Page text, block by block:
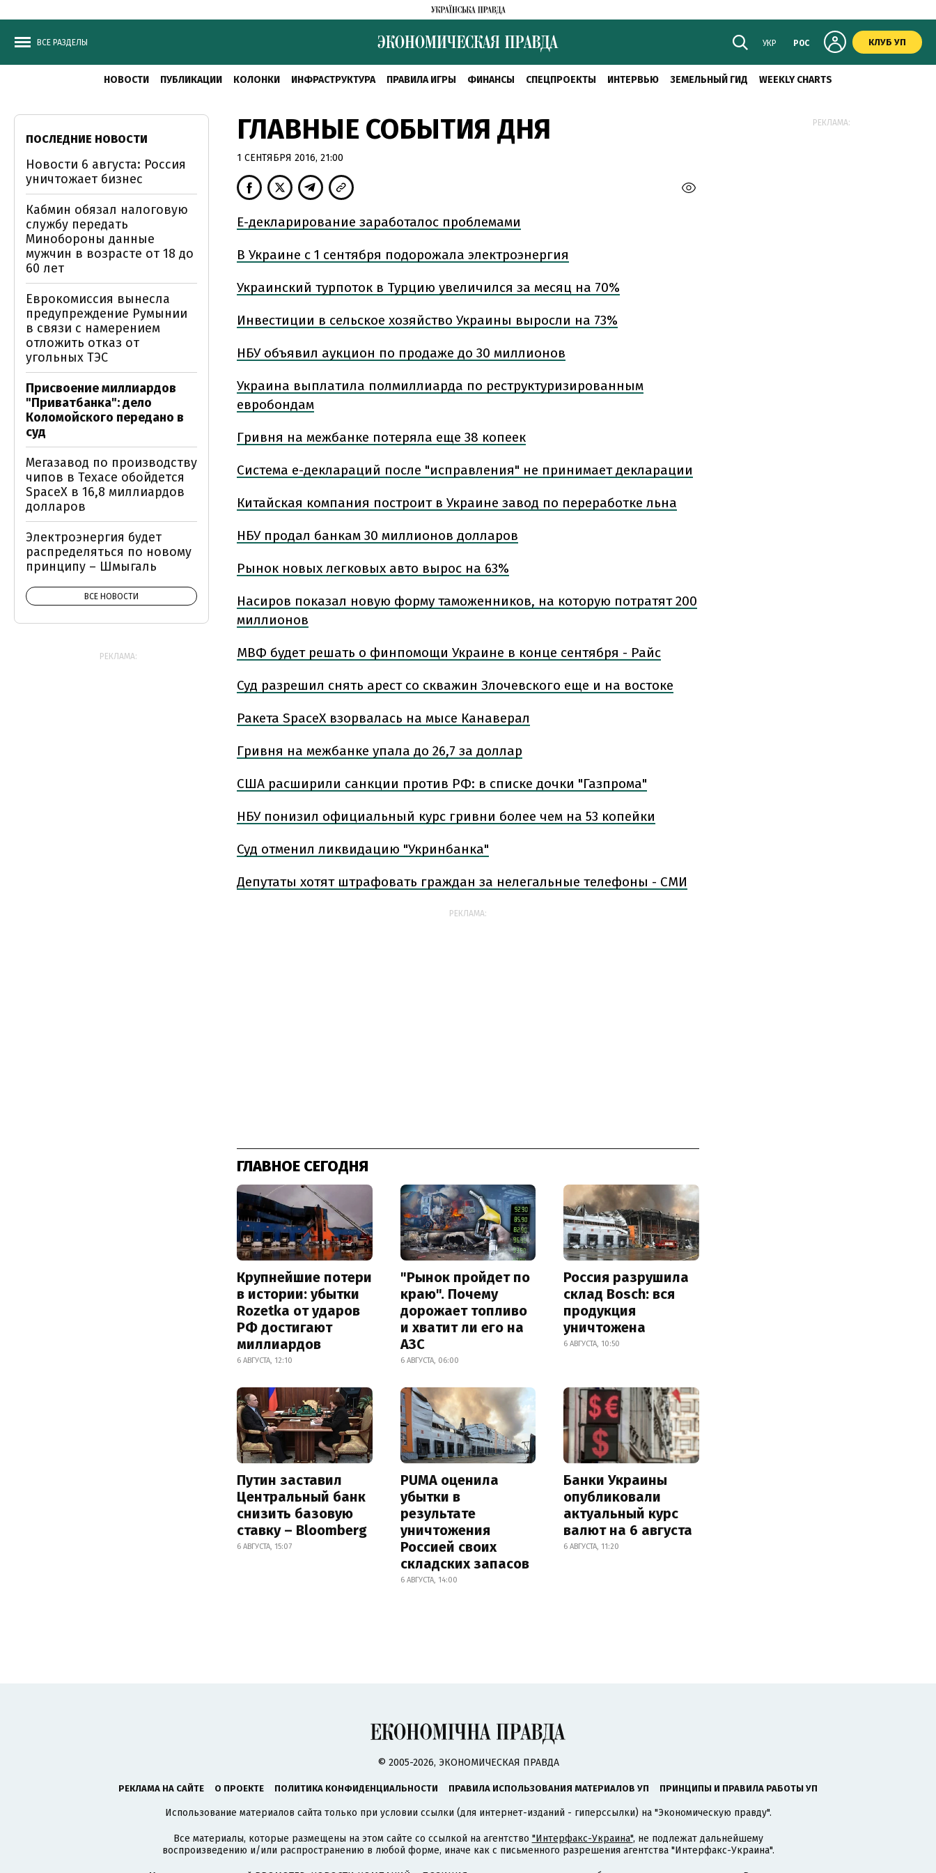
ВСЕ РАЗДЕЛЫ УКР РОС КЛУБ УП
НОВОСТИ ПУБЛИКАЦИИ КОЛОНКИ ИНФРАСТРУКТУРА ПРАВИЛА ИГРЫ ФИНАНСЫ СПЕЦПРОЕКТЫ ИНТЕРВЬЮ ЗЕМЕЛЬНЫЙ ГИД WEEKLY CHARTS
ГЛАВНЫЕ СОБЫТИЯ ДНЯ
1 СЕНТЯБРЯ 2016, 21:00
Е-декларирование заработалос проблемами
В Украине с 1 сентября подорожала электроэнергия
Украинский турпоток в Турцию увеличился за месяц на 70%
Инвестиции в сельское хозяйство Украины выросли на 73%
НБУ объявил аукцион по продаже до 30 миллионов
Украина выплатила полмиллиарда по реструктуризированным
евробондам
Гривня на межбанке потеряла еще 38 копеек
Система е-деклараций после "исправления" не принимает декларации
Китайская компания построит в Украине завод по переработке льна
НБУ продал банкам 30 миллионов долларов
Рынок новых легковых авто вырос на 63%
Насиров показал новую форму таможенников, на которую потратят 200
миллионов
МВФ будет решать о финпомощи Украине в конце сентября - Райс
Суд разрешил снять арест со скважин Злочевского еще и на востоке
Ракета SpaceX взорвалась на мысе Канаверал
Гривня на межбанке упала до 26,7 за доллар
США расширили санкции против РФ: в списке дочки "Газпрома"
НБУ понизил официальный курс гривни более чем на 53 копейки
Суд отменил ликвидацию "Укринбанка"
Депутаты хотят штрафовать граждан за нелегальные телефоны - СМИ
РЕКЛАМА:
ГЛАВНОЕ СЕГОДНЯ
Крупнейшие потери
в истории: убытки
Rozetka от ударов
РФ достигают
миллиардов
6 АВГУСТА, 12:10
"Рынок пройдет по
краю". Почему
дорожает топливо
и хватит ли его на
АЗС
6 АВГУСТА, 06:00
Россия разрушила
склад Bosch: вся
продукция
уничтожена
6 АВГУСТА, 10:50
Путин заставил
Центральный банк
снизить базовую
ставку – Bloomberg
6 АВГУСТА, 15:07
PUMA оценила
убытки в
результате
уничтожения
Россией своих
складских запасов
6 АВГУСТА, 14:00
Банки Украины
опубликовали
актуальный курс
валют на 6 августа
6 АВГУСТА, 11:20
ПОСЛЕДНИЕ НОВОСТИ
Новости 6 августа: Россия
уничтожает бизнес
Кабмин обязал налоговую
службу передать
Минобороны данные
мужчин в возрасте от 18 до
60 лет
Еврокомиссия вынесла
предупреждение Румынии
в связи с намерением
отложить отказ от
угольных ТЭС
Присвоение миллиардов
"Приватбанка": дело
Коломойского передано в
суд
Мегазавод по производству
чипов в Техасе обойдется
SpaceX в 16,8 миллиардов
долларов
Электроэнергия будет
распределяться по новому
принципу – Шмыгаль
ВСЕ НОВОСТИ
РЕКЛАМА:
РЕКЛАМА:
© 2005-2026, ЭКОНОМИЧЕСКАЯ ПРАВДА
РЕКЛАМА НА САЙТЕ О ПРОЕКТЕ ПОЛИТИКА КОНФИДЕНЦИАЛЬНОСТИ ПРАВИЛА ИСПОЛЬЗОВАНИЯ МАТЕРИАЛОВ УП ПРИНЦИПЫ И ПРАВИЛА РАБОТЫ УП
Использование материалов сайта только при условии ссылки (для интернет-изданий - гиперссылки) на "Экономическую правду".
Все материалы, которые размещены на этом сайте со ссылкой на агентство "Интерфакс-Украина", не подлежат дальнейшему
воспроизведению и/или распространению в любой форме, иначе как с письменного разрешения агентства "Интерфакс-Украина".